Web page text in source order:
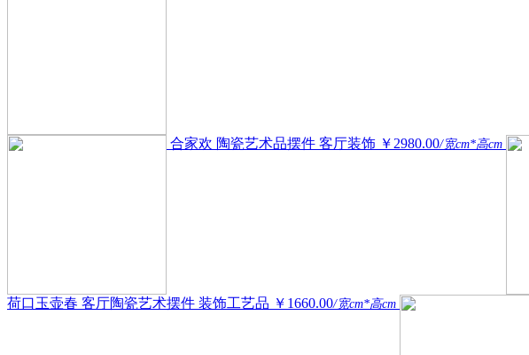
合家欢 陶瓷艺术品摆件 客厅装饰 ￥2980.00/宽cm*高cm
荷口玉壶春 客厅陶瓷艺术摆件 装饰工艺品 ￥1660.00/宽cm*高cm